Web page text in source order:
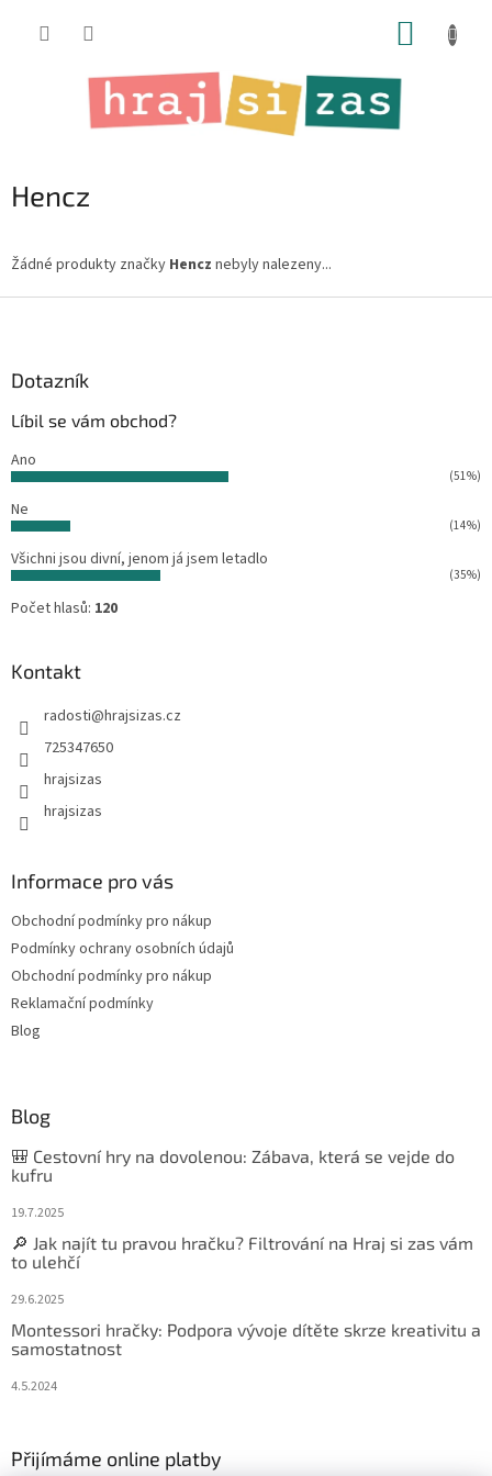
Hencz
Žádné produkty značky Hencz nebyly nalezeny...
Dotazník
Líbil se vám obchod?
Ano
(51%)
Ne
(14%)
Všichni jsou divní, jenom já jsem letadlo
(35%)
Počet hlasů: 120
Kontakt
radosti@hrajsizas.cz
725347650
hrajsizas
hrajsizas
Informace pro vás
Obchodní podmínky pro nákup
Podmínky ochrany osobních údajů
Obchodní podmínky pro nákup
Reklamační podmínky
Blog
Blog
🎒 Cestovní hry na dovolenou: Zábava, která se vejde do
kufru
19.7.2025
🔎 Jak najít tu pravou hračku? Filtrování na Hraj si zas vám
to ulehčí
29.6.2025
Montessori hračky: Podpora vývoje dítěte skrze kreativitu a
samostatnost
4.5.2024
Přijímáme online platby